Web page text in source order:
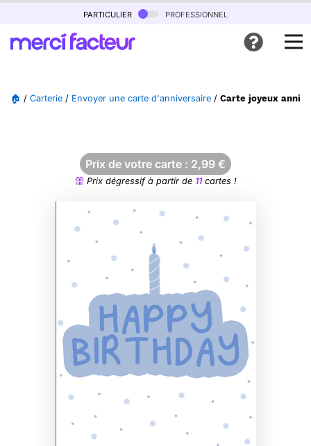
particulier professionnel
🏠 / Carterie / Envoyer une carte d'anniversaire / Carte joyeux
Prix de votre carte : 2,99 €
Prix dégressif à partir de 11cartes !